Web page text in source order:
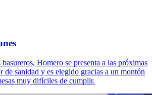
Homero se presenta a las próximas
de sanidad y es elegido gracias a un montón
muy difíciles de cumplir.